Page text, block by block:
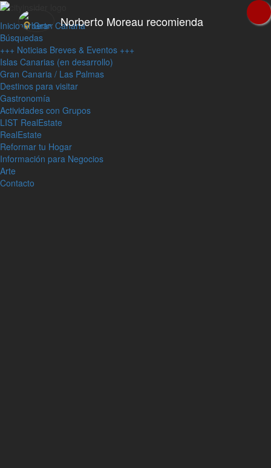
Norberto Moreau recomienda
Inicio
Gran Canaria
Búsquedas
+++ Noticias Breves & Eventos +++
Islas Canarias (en desarrollo)
Gran Canaria / Las Palmas
Destinos para visitar
Gastronomía
Actividades con Grupos
LIST RealEstate
RealEstate
Reformar tu Hogar
Información para Negocios
Arte
Contacto